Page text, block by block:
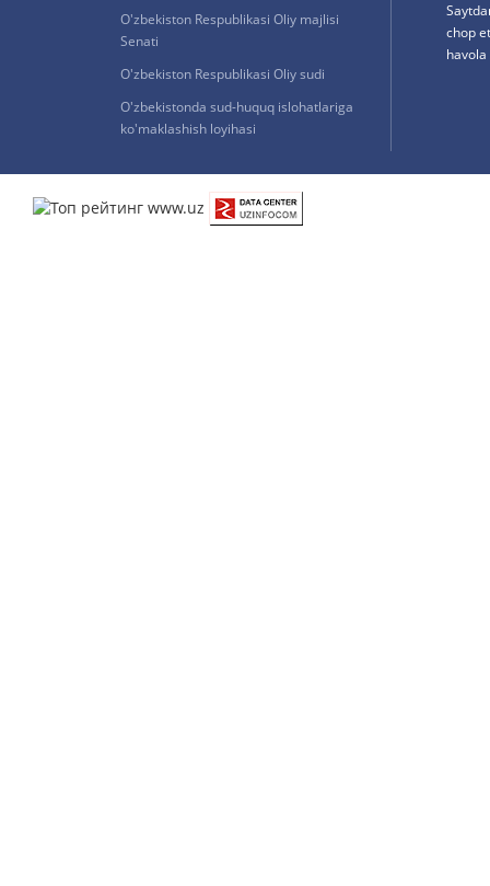
O'zbekiston Respublikasi Oliy majlisi
Senati
O'zbekiston Respublikasi Oliy sudi
O'zbekistonda sud-huquq islohatlariga
ko'maklashish loyihasi
chop